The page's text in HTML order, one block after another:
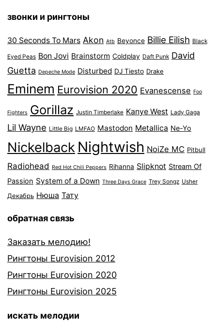
звонки и рингтоны
30 Seconds To Mars Akon Atb Beyonce Billie Eilish Black
Eyed Peas Bon Jovi Brainstorm Coldplay Daft Punk David
Guetta Depeche Mode Disturbed DJ Tiesto Drake
Eminem Eurovision 2020 Evanescense Foo
Fighters Gorillaz Justin Timberlake Kanye West Lady Gaga
Lil Wayne Little Big LMFAO Mastodon Metallica Ne-Yo
Nickelback Nightwish NoiZe MC Pitbull
Radiohead Red Hot Chili Peppers Rihanna Slipknot Stream Of
Passion System of a Down Three Days Grace Trey Songz Usher
Декабрь Нюша Тату
обратная связь
Заказать мелодию!
Рингтоны Eurovision 2012
Рингтоны Eurovision 2020
Рингтоны Eurovision 2025
искать мелодии